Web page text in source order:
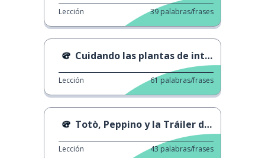
Lección 39 palabras/frases
Cuidando las plantas de interior.
Lección 61 palabras/frases
Totò, Peppino y la Tráiler de la Buscona
Lección 43 palabras/frases